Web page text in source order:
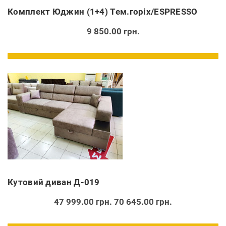
Комплект Юджин (1+4) Тем.горіх/ESPRESSO
9 850.00 грн.
Кутовий диван Д-019
47 999.00 грн. 70 645.00 грн.